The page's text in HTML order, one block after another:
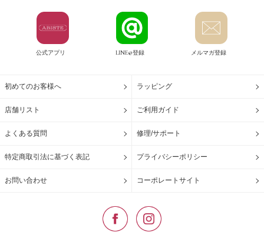
公式アプリ LINE@登録 メルマガ登録
初めてのお客様へ ラッピング
店舗リスト ご利用ガイド
よくある質問 修理/サポート
特定商取引法に基づく表記 プライバシーポリシー
お問い合わせ コーポレートサイト